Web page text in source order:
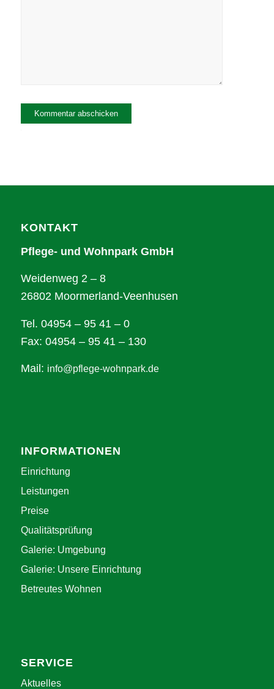
KONTAKT
Pflege- und Wohnpark GmbH
Weidenweg 2 – 8
26802 Moormerland-Veenhusen
Tel. 04954 – 95 41 – 0
Fax: 04954 – 95 41 – 130
Mail: info@pflege-wohnpark.de
INFORMATIONEN
Einrichtung
Leistungen
Preise
Qualitätsprüfung
Galerie: Umgebung
Galerie: Unsere Einrichtung
Betreutes Wohnen
SERVICE
Aktuelles